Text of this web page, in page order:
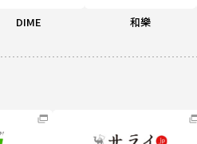
DIME 和樂